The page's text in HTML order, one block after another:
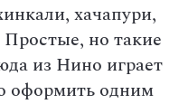
хачапури,
но такие
из Нино играет
оформить одним